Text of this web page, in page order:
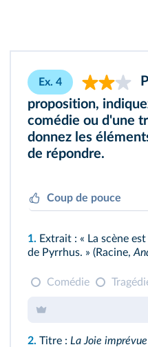
Ex. 4
proposition,
comédie ou d'une
donnez les
de répondre.
Coup de pouce
1. Extrait : « La scène
de Pyrrhus. » (Racine,
Comédie
2. Titre : La Joie imprévue